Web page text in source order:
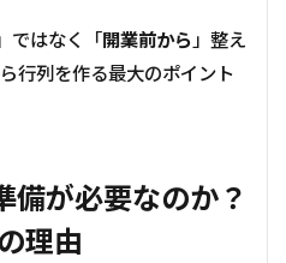
ではなく「開業前から 」整え
行列を作る最大のポイント
備が必要なのか？
理由